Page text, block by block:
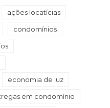
ações locatícias
condomínios
economia de luz
em condomínio